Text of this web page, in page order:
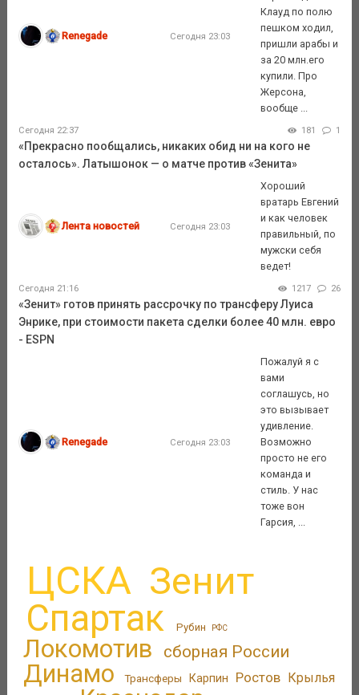
Renegade Сегодня 23:03
Клауд по полю
пешком ходил,
пришли арабы и
за 20 млн.его
купили. Про
Жерсона,
вообще ...
Сегодня 22:37 181 1
«Прекрасно пообщались, никаких обид ни на кого не
осталось». Латышонок — о матче против «Зенита»
Лента новостей Сегодня 23:03
Хороший
вратарь Евгений
и как человек
правильный, по
мужски себя
ведет!
Сегодня 21:16 1217 26
«Зенит» готов принять рассрочку по трансферу Луиса
Энрике, при стоимости пакета сделки более 40 млн. евро
- ESPN
Renegade Сегодня 23:03
Пожалуй я с
вами
соглашусь, но
это вызывает
удивление.
Возможно
просто не его
команда и
стиль. У нас
тоже вон
Гарсия, ...
ЦСКА Зенит
Спартак Рубин РФС
Локомотив сборная России
Динамо Трансферы Карпин Ростов Крылья